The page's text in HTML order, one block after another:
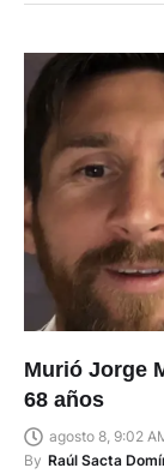
Murió Jorge
68 años
agosto 8, 9:02
By Raúl Sacta